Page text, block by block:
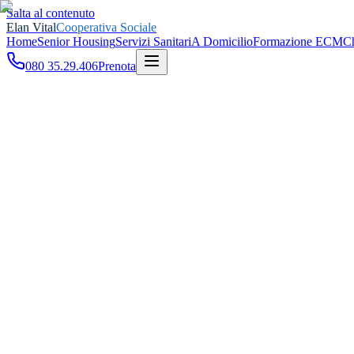
Salta al contenuto
Elan VitalCooperativa Sociale
HomeSenior HousingServizi SanitariA DomicilioFormazione ECM
080 35.29.406Prenota